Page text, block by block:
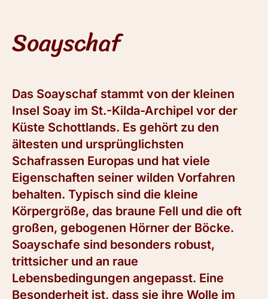
Soayschaf
Das Soayschaf stammt von der kleinen
Insel Soay im St.-Kilda-Archipel vor der
Küste Schottlands. Es gehört zu den
ältesten und ursprünglichsten
Schafrassen Europas und hat viele
Eigenschaften seiner wilden Vorfahren
behalten. Typisch sind die kleine
Körpergröße, das braune Fell und die oft
großen, gebogenen Hörner der Böcke.
Soayschafe sind besonders robust,
trittsicher und an raue
Lebensbedingungen angepasst. Eine
Besonderheit ist, dass sie ihre Wolle im